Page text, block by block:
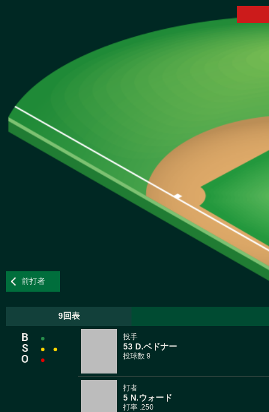
前打者
9回表
B ●
S ● ●
O ●
投手
53 D.ベドナー
投球数 9
打者
5 N.ウォード
打率 .250